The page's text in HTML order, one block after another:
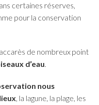
certaines réserves,
pour la conservation
de nombreux point
d’eau.
nous
, la lagune, la plage, les